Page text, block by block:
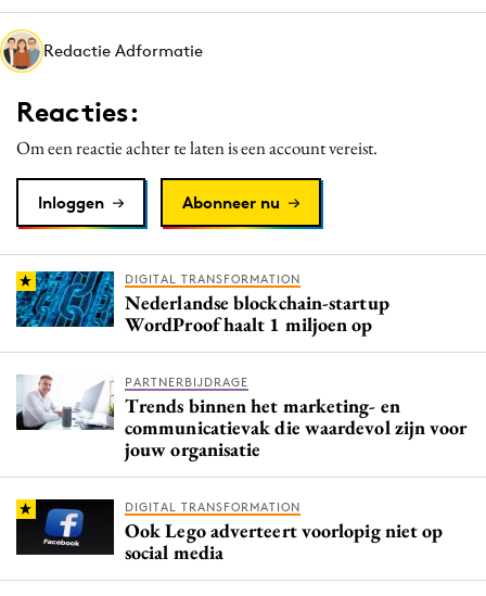
Martech
Media
PR
Programmatic
Reputatie & crisis
Redactie Adformatie
Reacties:
Om een reactie achter te laten is een account vereist.
Inloggen Abonneer nu
DIGITAL TRANSFORMATION
Nederlandse blockchain-startup
WordProof haalt 1 miljoen op
PARTNERBIJDRAGE
Trends binnen het marketing- en
communicatievak die waardevol zijn voor
jouw organisatie
DIGITAL TRANSFORMATION
Ook Lego adverteert voorlopig niet op
social media